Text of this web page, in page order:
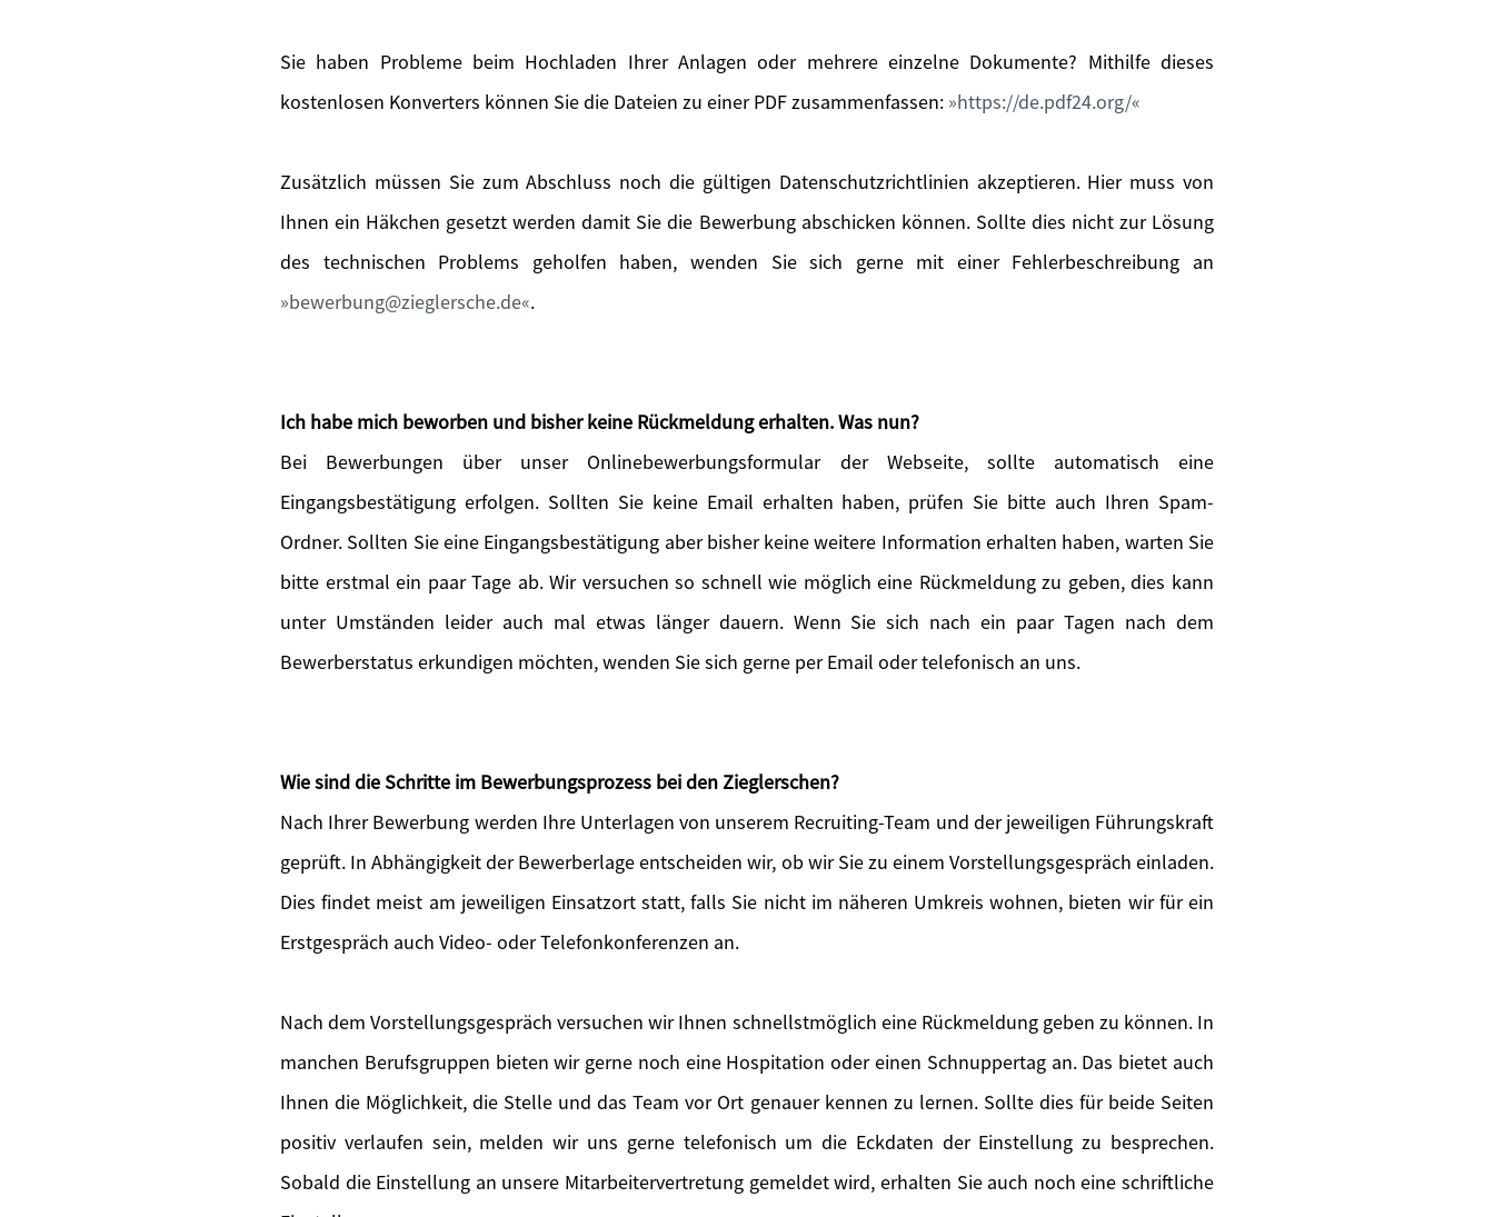
Sie haben Probleme beim Hochladen Ihrer Anlagen oder mehrere einzelne Dokumente? Mithilfe dieses
kostenlosen Konverters können Sie die Dateien zu einer PDF zusammenfassen: https://de.pdf24.org/
Zusätzlich müssen Sie zum Abschluss noch die gültigen Datenschutzrichtlinien akzeptieren. Hier muss von
Ihnen ein Häkchen gesetzt werden damit Sie die Bewerbung abschicken können. Sollte dies nicht zur Lösung
des technischen Problems geholfen haben, wenden Sie sich gerne mit einer Fehlerbeschreibung an
bewerbung@zieglersche.de .
Ich habe mich beworben und bisher keine Rückmeldung erhalten. Was nun?
Bei Bewerbungen über unser Onlinebewerbungsformular der Webseite, sollte automatisch eine
Eingangsbestätigung erfolgen. Sollten Sie keine Email erhalten haben, prüfen Sie bitte auch Ihren Spam-
Ordner. Sollten Sie eine Eingangsbestätigung aber bisher keine weitere Information erhalten haben, warten Sie
bitte erstmal ein paar Tage ab. Wir versuchen so schnell wie möglich eine Rückmeldung zu geben, dies kann
unter Umständen leider auch mal etwas länger dauern. Wenn Sie sich nach ein paar Tagen nach dem
Bewerberstatus erkundigen möchten, wenden Sie sich gerne per Email oder telefonisch an uns.
Wie sind die Schritte im Bewerbungsprozess bei den Zieglerschen?
Nach Ihrer Bewerbung werden Ihre Unterlagen von unserem Recruiting-Team und der jeweiligen Führungskraft
geprüft. In Abhängigkeit der Bewerberlage entscheiden wir, ob wir Sie zu einem Vorstellungsgespräch einladen.
Dies findet meist am jeweiligen Einsatzort statt, falls Sie nicht im näheren Umkreis wohnen, bieten wir für ein
Erstgespräch auch Video- oder Telefonkonferenzen an.
Nach dem Vorstellungsgespräch versuchen wir Ihnen schnellstmöglich eine Rückmeldung geben zu können. In
manchen Berufsgruppen bieten wir gerne noch eine Hospitation oder einen Schnuppertag an. Das bietet auch
Ihnen die Möglichkeit, die Stelle und das Team vor Ort genauer kennen zu lernen. Sollte dies für beide Seiten
positiv verlaufen sein, melden wir uns gerne telefonisch um die Eckdaten der Einstellung zu besprechen.
Sobald die Einstellung an unsere Mitarbeitervertretung gemeldet wird, erhalten Sie auch noch eine schriftliche